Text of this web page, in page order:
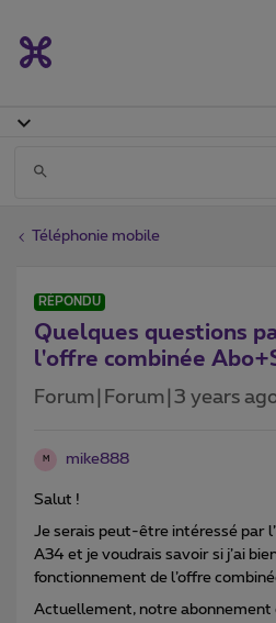
Téléphonie mobile
RÉPONDU
Quelques questions
l'offre combinée
Forum|Forum|3 years
M mike888
Salut !
Je serais peut-être intéressé par
A34 et je voudrais savoir si j’ai
fonctionnement de l’offre
Actuellement, notre abonnement